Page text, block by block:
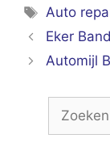
Tags
Auto
Eker
Automijl
Zoek